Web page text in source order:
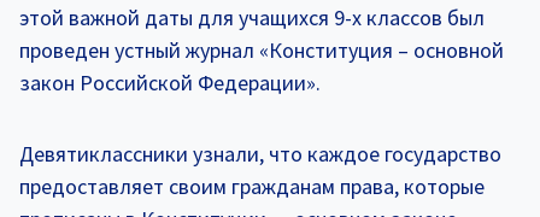
этой важной даты для учащихся 9-х классов был
проведен устный журнал «Конституция – основной
закон Российской Федерации».
Девятиклассники узнали, что каждое государство
предоставляет своим гражданам права, которые